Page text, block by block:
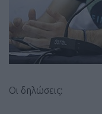
Οι δηλώσεις: